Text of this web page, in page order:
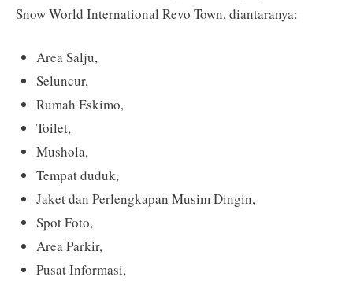
Snow World International Revo Town, diantaranya:
Area Salju,
Seluncur,
Rumah Eskimo,
Toilet,
Mushola,
Tempat duduk,
Jaket dan Perlengkapan Musim Dingin,
Spot Foto,
Area Parkir,
Pusat Informasi,